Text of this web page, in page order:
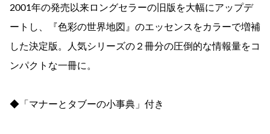
2001年の発売以来ロングセラーの旧版を大幅にアップデ
ートし、『色彩の世界地図』のエッセンスをカラーで増補
した決定版。人気シリーズの２冊分の圧倒的な情報量をコ
ンパクトな一冊に。
◆「マナーとタブーの小事典」付き